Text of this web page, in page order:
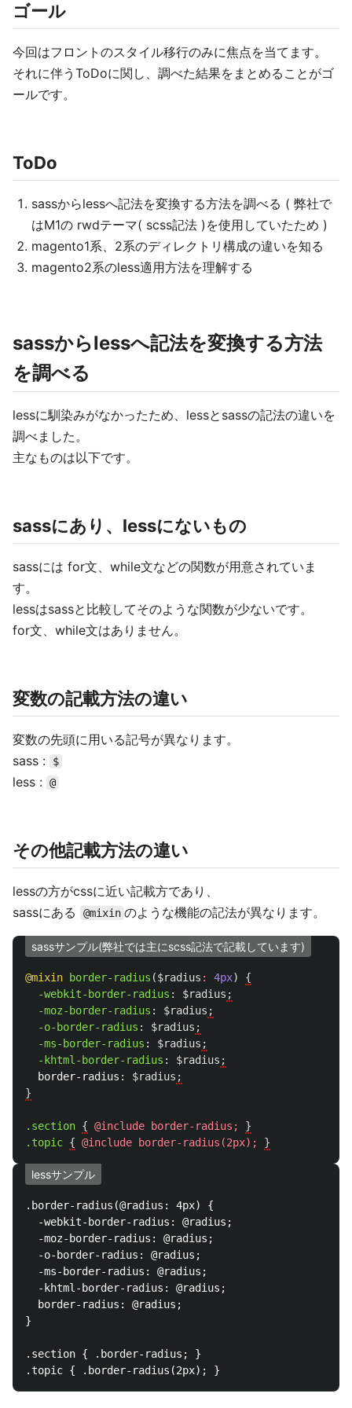
ゴール
今回はフロントのスタイル移行のみに焦点を当てます。
それに伴うToDoに関し、調べた結果をまとめることがゴ
ールです。
ToDo
sassからlessへ記法を変換する方法を調べる ( 弊社で
はM1の rwdテーマ( scss記法 )を使用していたため )
magento1系、2系のディレクトリ構成の違いを知る
magento2系のless適用方法を理解する
sassからlessへ記法を変換する方法
を調べる
lessに馴染みがなかったため、lessとsassの記法の違いを
調べました。
主なものは以下です。
sassにあり、lessにないもの
sassには for文、while文などの関数が用意されていま
す。
lessはsassと比較してそのような関数が少ないです。
for文、while文はありません。
変数の記載方法の違い
変数の先頭に用いる記号が異なります。
sass :
$
less : @
その他記載方法の違い
lessの方がcssに近い記載方であり、
sassにある
@mixin のような機能の記法が異なります。
sassサンプル(弊社では主にscss記法で記載しています)
@mixin border-radius ($radius : 4px)
{
-webkit-border-radius : $radius ;
-moz-border-radius : $radius ;
-o-border-radius : $radius ;
-ms-border-radius : $radius ;
-khtml-border-radius : $radius ;
border-radius : $radius ;
}
.section { @include border-radius ;
}
.topic { @include border-radius (2px); }
lessサンプル
.border-radius(@radius: 4px) {
  -webkit-border-radius: @radius;
  -moz-border-radius: @radius;
  -o-border-radius: @radius;
  -ms-border-radius: @radius;
  -khtml-border-radius: @radius;
  border-radius: @radius;
}
.section { .border-radius; }